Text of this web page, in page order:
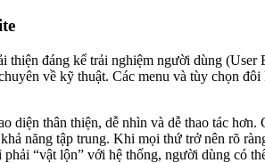
đáng kể trải nghiệm người dùng
về kỹ thuật. Các menu và tùy chọn
diện thân thiện, dễ nhìn và dễ thao tác
năng tập trung. Khi mọi thứ trở nên rõ
“vật lộn” với hệ thống, người dùng có